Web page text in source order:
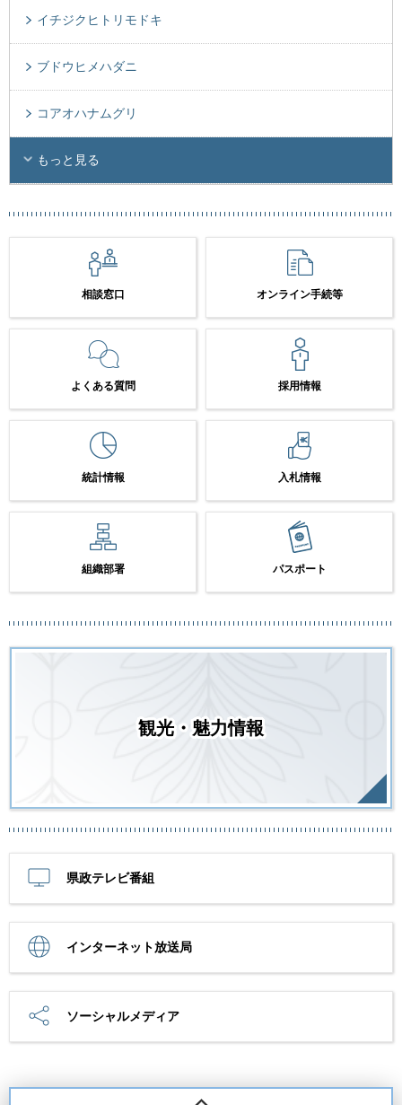
イチジクヒトリモドキ
ブドウヒメハダニ
コアオハナムグリ
もっと見る
相談窓口 オンライン手続等
よくある質問 採用情報
統計情報 入札情報
組織部署 パスポート
観光・魅力情報
県政テレビ番組
インターネット放送局
ソーシャルメディア